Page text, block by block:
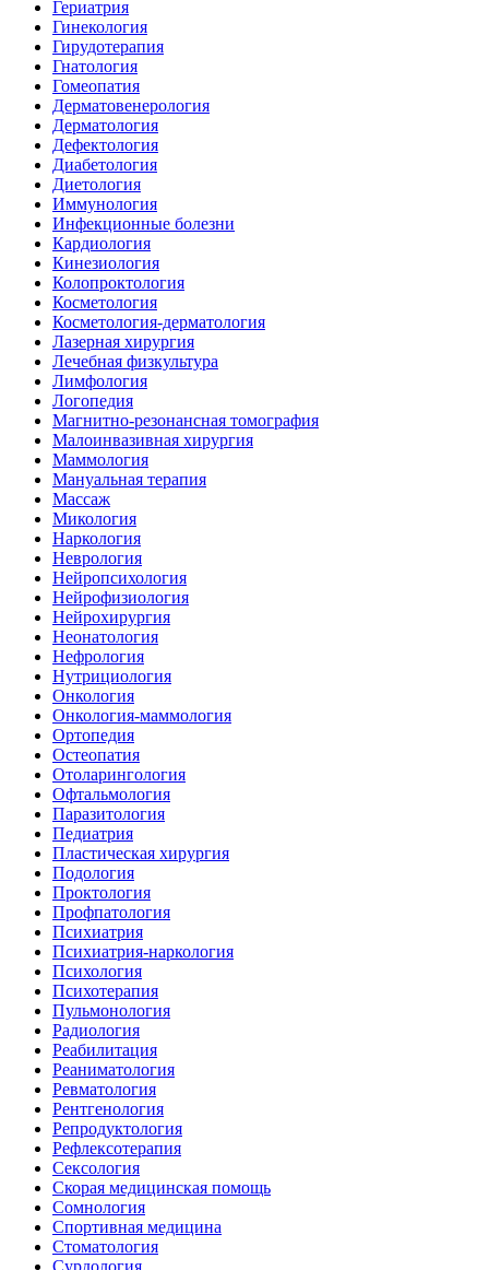
Гериатрия
Гинекология
Гирудотерапия
Гнатология
Гомеопатия
Дерматовенерология
Дерматология
Дефектология
Диабетология
Диетология
Иммунология
Инфекционные болезни
Кардиология
Кинезиология
Колопроктология
Косметология
Косметология-дерматология
Лазерная хирургия
Лечебная физкультура
Лимфология
Логопедия
Магнитно-резонансная томография
Малоинвазивная хирургия
Маммология
Мануальная терапия
Массаж
Микология
Наркология
Неврология
Нейропсихология
Нейрофизиология
Нейрохирургия
Неонатология
Нефрология
Нутрициология
Онкология
Онкология-маммология
Ортопедия
Остеопатия
Отоларингология
Офтальмология
Паразитология
Педиатрия
Пластическая хирургия
Подология
Проктология
Профпатология
Психиатрия
Психиатрия-наркология
Психология
Психотерапия
Пульмонология
Радиология
Реабилитация
Реаниматология
Ревматология
Рентгенология
Репродуктология
Рефлексотерапия
Сексология
Скорая медицинская помощь
Сомнология
Спортивная медицина
Стоматология
Сурдология